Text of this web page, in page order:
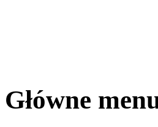
Główne